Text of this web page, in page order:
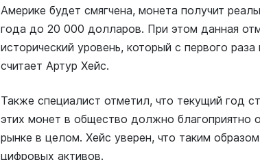
Америке будет смягчена, монета получит
года до 20 000 долларов. При этом данная
исторический уровень, который с первого
считает Артур Хейс.
Также специалист отметил, что текущий год
этих монет в общество должно благоприятно
рынке в целом. Хейс уверен, что таким
цифровых активов.